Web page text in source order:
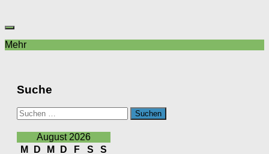
Mehr
Suche
Suchen
nach:
August 2026
M
D M D F S S